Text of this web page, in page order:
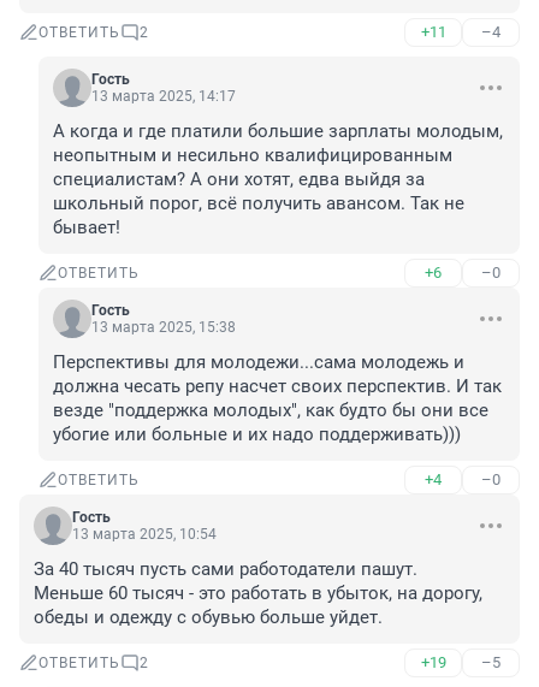
ОТВЕТИТЬ 2 +11 –4
Гость
13 марта 2025, 14:17
А когда и где платили большие зарплаты молодым,
неопытным и несильно квалифицированным
специалистам? А они хотят, едва выйдя за
школьный порог, всё получить авансом. Так не
бывает!
ОТВЕТИТЬ +6 –0
Гость
13 марта 2025, 15:38
Перспективы для молодежи...сама молодежь и
должна чесать репу насчет своих перспектив. И так
везде "поддержка молодых", как будто бы они все
убогие или больные и их надо поддерживать)))
ОТВЕТИТЬ +4 –0
Гость
13 марта 2025, 10:54
За 40 тысяч пусть сами работодатели пашут.
Меньше 60 тысяч - это работать в убыток, на дорогу,
обеды и одежду с обувью больше уйдет.
ОТВЕТИТЬ 2 +19 –5